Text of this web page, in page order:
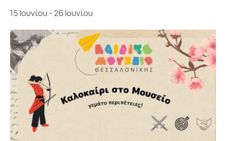
15 Ιουνίου -26 Ιουνίου